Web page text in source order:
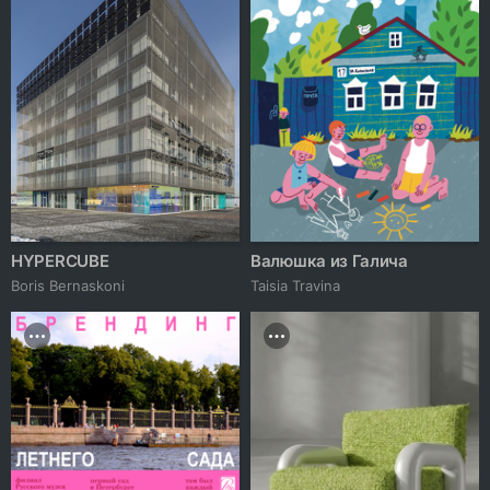
HYPERCUBE
Boris Bernaskoni
Валюшка из Галича
Taisia Travina